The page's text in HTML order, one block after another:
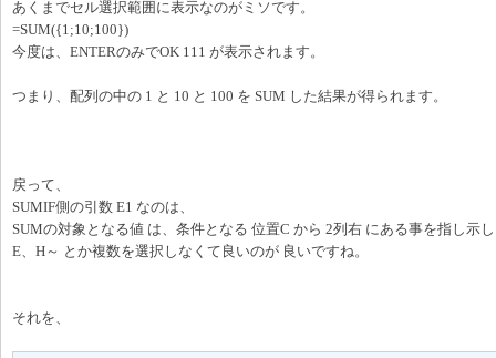
あくまでセル選択範囲に表示なのがミソです。
=SUM({1;10;100})
今度は、ENTERのみでOK 111 が表示されます。
つまり、配列の中の 1 と 10 と 100 を SUM した結果が得られます。
戻って、
SUMIF側の引数 E1 なのは、
SUMの対象となる値 は、条件となる 位置C から 2列右 にある事を指し示
E、H～ とか複数を選択しなくて良いのが 良いですね。
それを、